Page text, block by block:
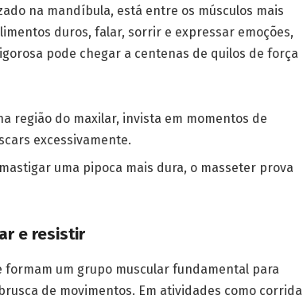
na mandíbula, está entre os músculos mais
duros, falar, sorrir e expressar emoções,
pode chegar a centenas de quilos de força
região do maxilar, invista em momentos de
excessivamente.
uma pipoca mais dura, o masseter prova
e resistir
um grupo muscular fundamental para
de movimentos. Em atividades como corrida